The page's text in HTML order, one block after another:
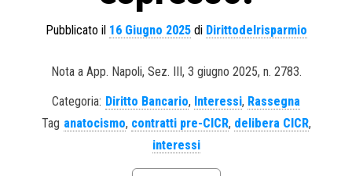
Pubblicato il 16 Giugno 2025di Dirittodelrisparmio
Nota a App. Napoli, Sez. III, 3 giugno 2025, n. 2783.
Categoria: Diritto Bancario, Interessi, Rassegna
Tag anatocismo, contratti pre-CICR, delibera CICR,
interessi